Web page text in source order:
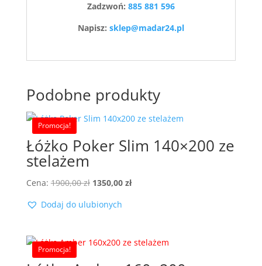
Zadzwoń: 885 881 596
Napisz: sklep@madar24.pl
Podobne produkty
Promocja!
Łóżko Poker Slim 140×200 ze
stelażem
Cena: 1900,00zł Pierwotna
wynosiła:
1350,00 złAktualna
Dodaj do ulubionych
Promocja!